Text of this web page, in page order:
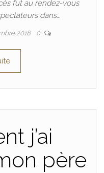
fut au rendez-vous
dans…
2018 0
j’ai
père